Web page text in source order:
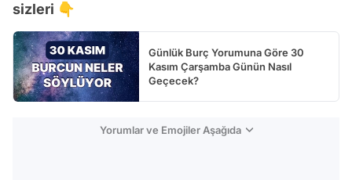
sizleri 👇
Günlük Burç Yorumuna Göre 30
Kasım Çarşamba Günün Nasıl
Geçecek?
Yorumlar ve Emojiler Aşağıda